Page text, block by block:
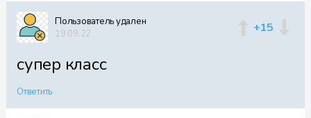
Файл 48
Файл 49
Пользователь удален
19.09.22
+15
супер класс
Ответить